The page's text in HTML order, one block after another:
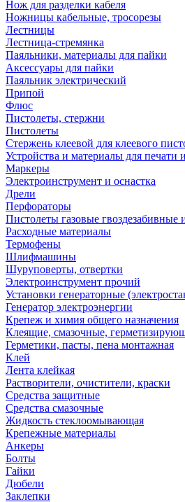
Нож для разделки кабеля
Ножницы кабельные, тросорезы
Лестницы
Лестница-стремянка
Паяльники, материалы для пайки
Аксессуары для пайки
Паяльник электрический
Припой
Флюс
Пистолеты, стержни
Пистолеты
Стержень клеевой для клеевого
Устройства и материалы для печати
Маркеры
Электроинструмент и оснастка
Дрели
Перфораторы
Пистолеты газовые
Расходные материалы
Термофены
Шлифмашины
Шуруповерты, отвертки
Электроинструмент прочий
Установки генераторные
Генератор электроэнергии
Крепеж и химия общего назначения
Клеящие, смазочные,
Герметики, пасты, пена монтажная
Клей
Лента клейкая
Растворители, очистители, краски
Средства защитные
Средства смазочные
Жидкость стеклоомывающая
Крепежные материалы
Анкеры
Болты
Гайки
Дюбели
Заклепки